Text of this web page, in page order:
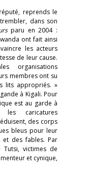
reprends le
dans son
paru en 2004 :
ont fait ainsi
les acteurs
de leur cause.
organisations
membres ont su
lits appropriés. »
à Kigali. Pour
est au garde à
les caricatures
des corps
bleus pour leur
et des fables. Par
Tutsi, victimes de
et cynique,